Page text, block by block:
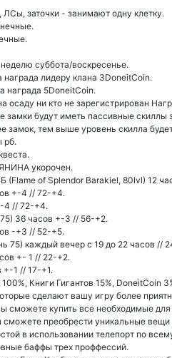
ЛСы, заточки - занимают одну клетку.
суббота/воскресенье.
награда лидеру клана 3DoneitCoin.
награда 5DoneitCoin.
осаду ни кто не зарегистрирован
будут иметь пассивные скиллы
замок, тем выше уровень скилла
рб.
укорочен.
(Flame of Splendor Barakiel, 80lvl) 12
+-4 // 72-+4.
4 // 72-+4.
36 часов +-3 // 56-+2.
-+3 // 52-+5.
75) каждый вечер с 19 до 22 часов //
+- 1 // 22-+2.
+-1 // 17-+1.
Книги Гигантов 15%, DoneitCoin
сделают вашу игру более
сможете купить все необходимые
сможете преобрести уникальные
в использовании телепорт по
баффы трех проффессий.